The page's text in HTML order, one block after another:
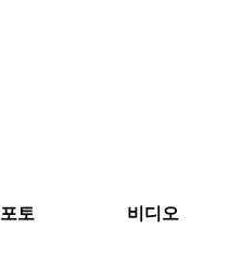
포토 비디오